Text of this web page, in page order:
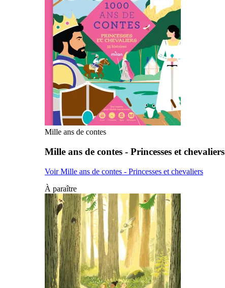
Mille ans de contes
Mille ans de contes - Princesses et chevaliers
Voir Mille ans de contes - Princesses et chevaliers
À paraître